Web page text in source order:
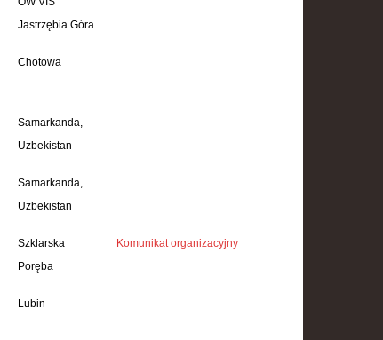
Jastrzębia Góra
Chotowa
Samarkanda,
Uzbekistan
Samarkanda,
Uzbekistan
Szklarska
Poręba
Komunikat organizacyjny
Lubin